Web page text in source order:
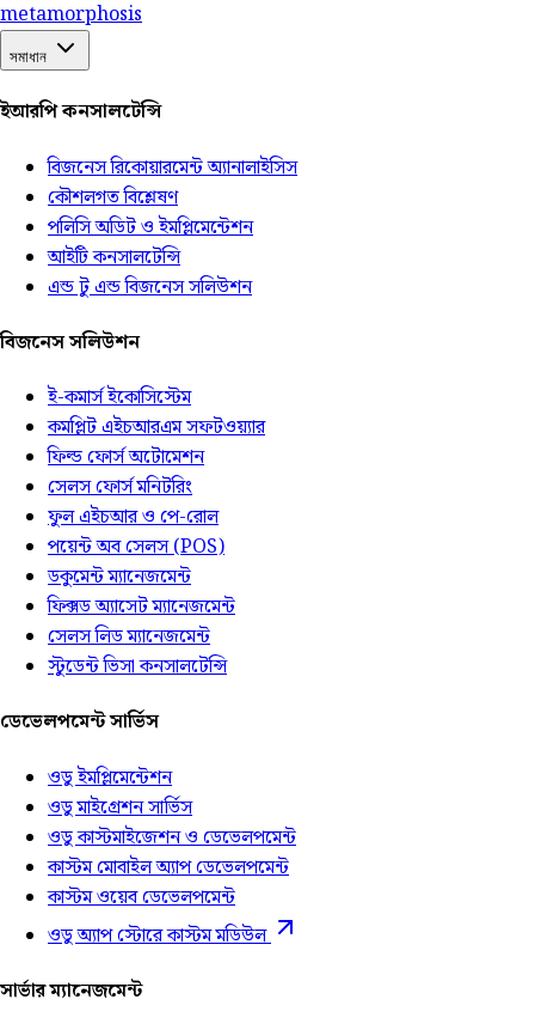
metamorphosis
সমাধান
ইআরপি কনসালটেন্সি
বিজনেস রিকোয়ারমেন্ট অ্যানালাইসিস
কৌশলগত বিশ্লেষণ
পলিসি অডিট ও ইমপ্লিমেন্টেশন
আইটি কনসালটেন্সি
এন্ড টু এন্ড বিজনেস সলিউশন
বিজনেস সলিউশন
ই-কমার্স ইকোসিস্টেম
কমপ্লিট এইচআরএম সফটওয়্যার
ফিল্ড ফোর্স অটোমেশন
সেলস ফোর্স মনিটরিং
ফুল এইচআর ও পে-রোল
পয়েন্ট অব সেলস (POS)
ডকুমেন্ট ম্যানেজমেন্ট
ফিক্সড অ্যাসেট ম্যানেজমেন্ট
সেলস লিড ম্যানেজমেন্ট
স্টুডেন্ট ভিসা কনসালটেন্সি
ডেভেলপমেন্ট সার্ভিস
ওডু ইমপ্লিমেন্টেশন
ওডু মাইগ্রেশন সার্ভিস
ওডু কাস্টমাইজেশন ও ডেভেলপমেন্ট
কাস্টম মোবাইল অ্যাপ ডেভেলপমেন্ট
কাস্টম ওয়েব ডেভেলপমেন্ট
ওডু অ্যাপ স্টোরে কাস্টম মডিউল
সার্ভার ম্যানেজমেন্ট